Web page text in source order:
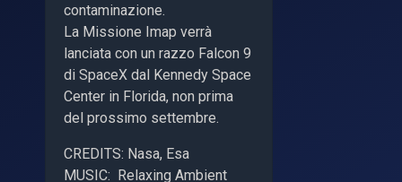
contaminazione.
La Missione Imap verrà
lanciata con un razzo Falcon 9
di SpaceX dal Kennedy Space
Center in Florida, non prima
del prossimo settembre.
CREDITS: Nasa, Esa
MUSIC: Relaxing Ambient